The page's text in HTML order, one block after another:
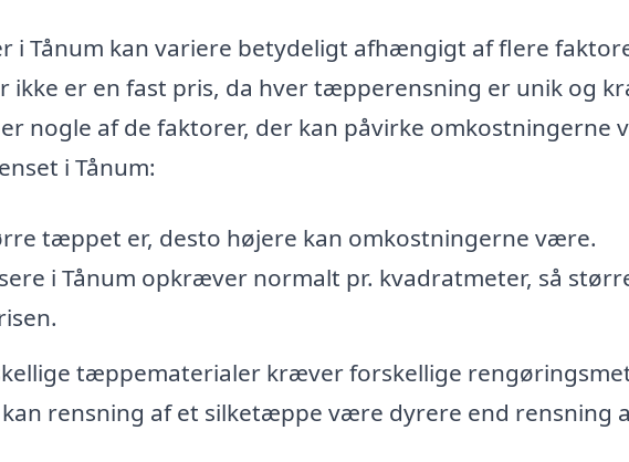
i Tånum kan variere betydeligt afhængigt af flere
ikke er en fast pris, da hver tæpperensning er unik og
nogle af de faktorer, der kan påvirke omkostningerne
i Tånum:
tæppet er, desto højere kan omkostningerne være.
i Tånum opkræver normalt pr. kvadratmeter, så
tæppematerialer kræver forskellige
kan rensning af et silketæppe være dyrere end rensning